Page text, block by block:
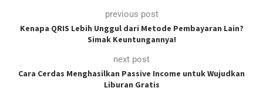
previous post
Kenapa QRIS Lebih Unggul dari Metode Pembayaran Lain?
Simak Keuntungannya!
next post
Cara Cerdas Menghasilkan Passive Income untuk Wujudkan
Liburan Gratis